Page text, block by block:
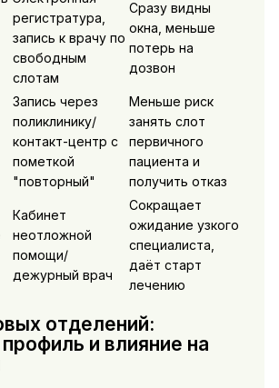
регистратура,
запись к врачу по
свободным
слотам
Сразу видны
окна, меньше
потерь на
дозвон
Запись через
поликлинику/
контакт-центр с
пометкой
"повторный"
Меньше риск
занять слот
первичного
пациента и
получить отказ
Кабинет
неотложной
помощи/
дежурный врач
Сокращает
ожидание узкого
специалиста,
даёт старт
лечению
отделений:
профиль и влияние на